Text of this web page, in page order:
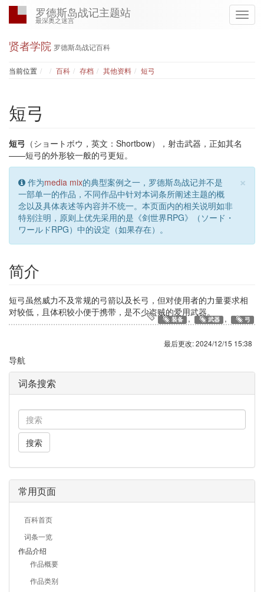
罗德斯岛战记主题站
最深奥之迷宫
贤者学院 罗德斯岛战记百科
当前位置 Home
百科 存档 其他资料 短弓
短弓
短弓 （ショートボウ，英文：Shortbow），射击武器，正如其名
——短弓的外形较一般的弓更短。
×
作为media mix的典型案例之一，罗德斯岛战记并不是
一部单一的作品，不同作品中针对本词条所阐述主题的概
念以及具体表述等内容并不统一。本页面内的相关说明如非
特别注明，原则上优先采用的是《剑世界RPG》（ソード・
ワールドRPG）中的设定（如果存在）。
简介
短弓虽然威力不及常规的弓箭以及长弓，但对使用者的力量要求相
对较低，且体积较小便于携带，是不少盗贼的爱用武器。
装备 , 武器 , 弓
最后更改:2024/12/15 15:38
导航
词条搜索
搜索
常用页面
百科首页
词条一览
作品介绍
作品概要
作品类别